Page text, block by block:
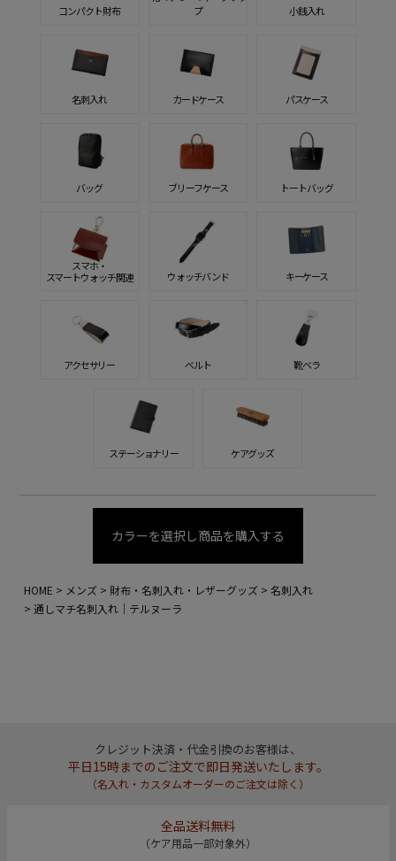
コンパクト財布
プ
小銭入れ
名刺入れ カードケース パスケース
バッグ ブリーフケース トートバッグ
スマホ・
スマートウォッチ関連
ウォッチバンド キーケース
アクセサリー ベルト 靴ベラ
ステーショナリー ケアグッズ
カラーを選択し商品を購入する
HOME メンズ 財布・名刺入れ・レザーグッズ
名刺入れ
通しマチ名刺入れ｜テルヌーラ
クレジット決済・代金引換のお客様は、
平日15時までのご注文で即日発送いたします。
（名入れ・カスタムオーダーのご注文は除く）
全品送料無料
（ケア用品一部対象外）